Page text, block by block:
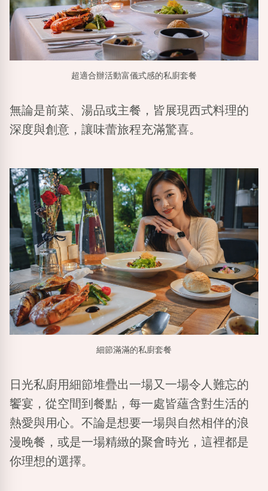
超適合辦活動富儀式感的私廚套餐
無論是前菜、湯品或主餐，皆展現西式料理的
深度與創意，讓味蕾旅程充滿驚喜。
細節滿滿的私廚套餐
日光私廚用細節堆疊出一場又一場令人難忘的
饗宴，從空間到餐點，每一處皆蘊含對生活的
熱愛與用心。不論是想要一場與自然相伴的浪
漫晚餐，或是一場精緻的聚會時光，這裡都是
你理想的選擇。